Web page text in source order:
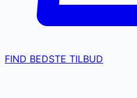
FIND BEDSTE TILBUD